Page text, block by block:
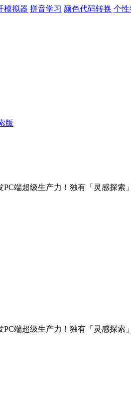
模拟器 拼音学习 颜色代码转换 个性
版
端超级生产力！独有「灵感探
端超级生产力！独有「灵感探